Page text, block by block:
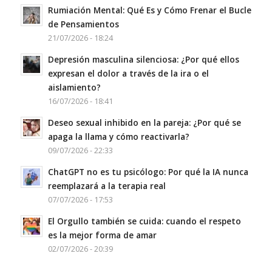
Rumiación Mental: Qué Es y Cómo Frenar el Bucle
de Pensamientos
21/07/2026 - 18:24
Depresión masculina silenciosa: ¿Por qué ellos
expresan el dolor a través de la ira o el
aislamiento?
16/07/2026 - 18:41
Deseo sexual inhibido en la pareja: ¿Por qué se
apaga la llama y cómo reactivarla?
09/07/2026 - 22:33
ChatGPT no es tu psicólogo: Por qué la IA nunca
reemplazará a la terapia real
07/07/2026 - 17:53
El Orgullo también se cuida: cuando el respeto
es la mejor forma de amar
02/07/2026 - 20:39